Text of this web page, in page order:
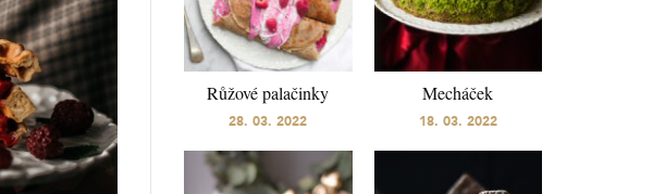
Růžové palačinky
28. 03. 2022
Mecháček
18. 03. 2022